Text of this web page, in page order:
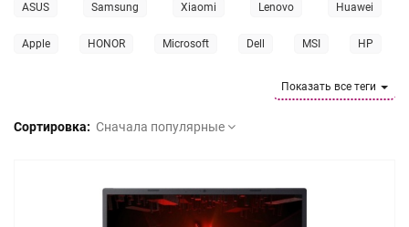
ASUS Samsung Xiaomi Lenovo Huawei
Apple HONOR Microsoft Dell MSI HP
Показать все теги
Сортировка: Сначала популярные